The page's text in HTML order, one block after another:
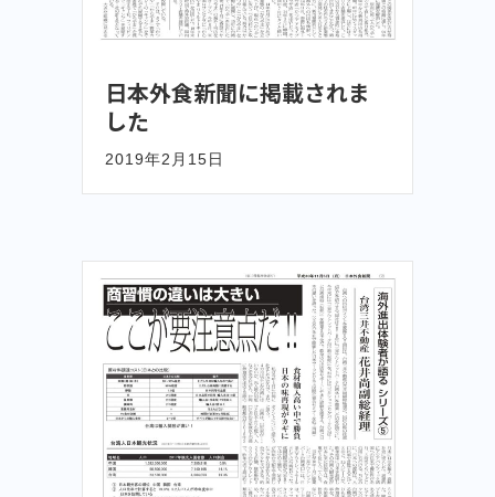
日本外食新聞に掲載されま
した
2019年2月15日